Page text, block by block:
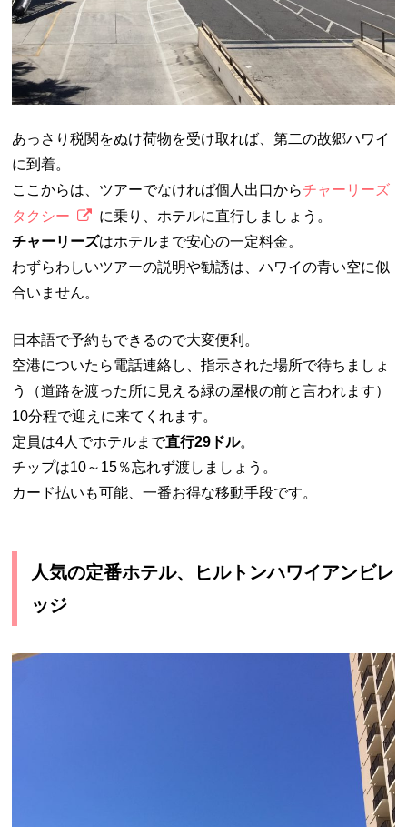
あっさり税関をぬけ荷物を受け取れば、第二の故郷ハワイ
に到着。
ここからは、ツアーでなければ個人出口からチャーリーズ
タクシー
に乗り、ホテルに直行しましょう。
チャーリーズはホテルまで安心の一定料金。
わずらわしいツアーの説明や勧誘は、ハワイの青い空に似
合いません。
日本語で予約もできるので大変便利。
空港についたら電話連絡し、指示された場所で待ちましょ
う（道路を渡った所に見える緑の屋根の前と言われます）
10分程で迎えに来てくれます。
定員は4人でホテルまで直行29ドル。
チップは10～15％忘れず渡しましょう。
カード払いも可能、一番お得な移動手段です。
人気の定番ホテル、ヒルトンハワイアンビレ
ッジ